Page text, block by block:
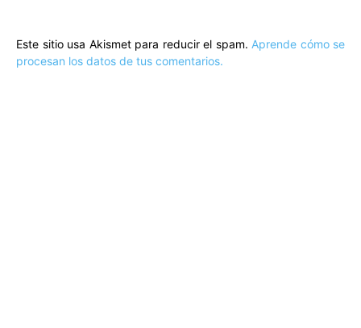
Este sitio usa Akismet para reducir el spam. Aprende cómo se
procesan los datos de tus comentarios.